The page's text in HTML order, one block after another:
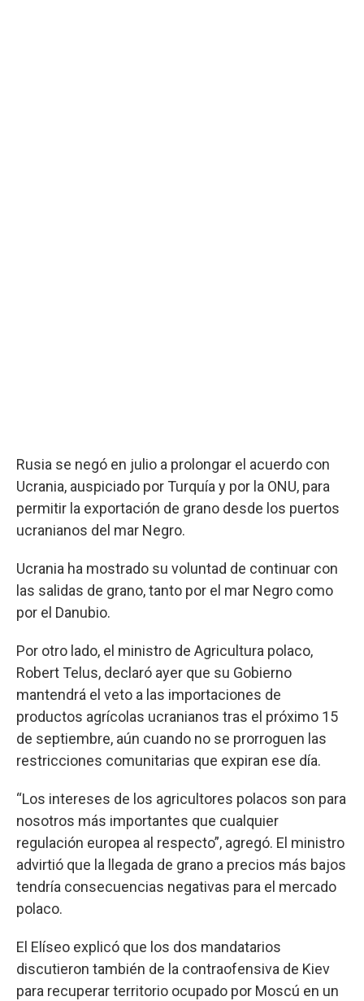
Rusia se negó en julio a prolongar el acuerdo con
Ucrania, auspiciado por Turquía y por la ONU, para
permitir la exportación de grano desde los puertos
ucranianos del mar Negro.
Ucrania ha mostrado su voluntad de continuar con
las salidas de grano, tanto por el mar Negro como
por el Danubio.
Por otro lado, el ministro de Agricultura polaco,
Robert Telus, declaró ayer que su Gobierno
mantendrá el veto a las importaciones de
productos agrícolas ucranianos tras el próximo 15
de septiembre, aún cuando no se prorroguen las
restricciones comunitarias que expiran ese día.
“Los intereses de los agricultores polacos son para
nosotros más importantes que cualquier
regulación europea al respecto”, agregó. El ministro
advirtió que la llegada de grano a precios más bajos
tendría consecuencias negativas para el mercado
polaco.
El Elíseo explicó que los dos mandatarios
discutieron también de la contraofensiva de Kiev
para recuperar territorio ocupado por Moscú en un